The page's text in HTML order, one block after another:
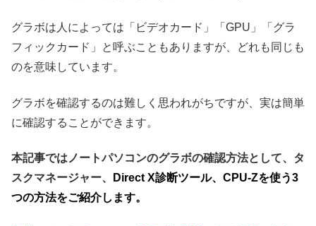
グラボは人によっては「ビデオカード」「GPU」「グラ
フィックカード」と呼ぶこともありますが、どれも同じも
のを意味しています。
グラボを確認するのは難しく思われがちですが、実は簡単
に確認することができます。
本記事ではノートパソコンのグラボの確認方法として、タ
スクマネージャー、
Direct X診断ツール、CPU-Zを使う3
つの方法をご紹介します。